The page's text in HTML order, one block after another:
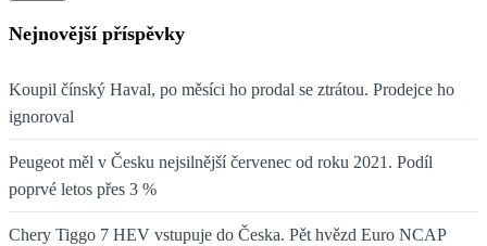
Nejnovější příspěvky
Koupil čínský Haval, po měsíci ho prodal se ztrátou. Prodejce ho
ignoroval
Peugeot měl v Česku nejsilnější červenec od roku 2021. Podíl
poprvé letos přes 3 %
Chery Tiggo 7 HEV vstupuje do Česka. Pět hvězd Euro NCAP